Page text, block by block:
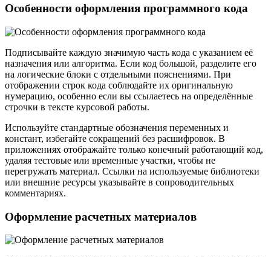
Особенности оформления программного кода
Подписывайте каждую значимую часть кода с указанием её
назначения или алгоритма. Если код большой, разделите его
на логические блоки с отдельными пояснениями. При
отображении строк кода соблюдайте их оригинальную
нумерацию, особенно если вы ссылаетесь на определённые
строчки в тексте курсовой работы.
Используйте стандартные обозначения переменных и
констант, избегайте сокращений без расшифровок. В
приложениях отображайте только конечный работающий код,
удаляя тестовые или временные участки, чтобы не
перегружать материал. Ссылки на используемые библиотеки
или внешние ресурсы указывайте в сопроводительных
комментариях.
Оформление расчетных материалов